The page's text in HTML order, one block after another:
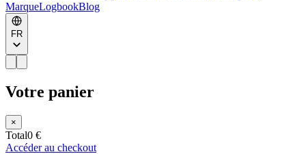
MarqueLogbookBlog
FR
Votre panier
×
Total0 €
Accéder au checkout